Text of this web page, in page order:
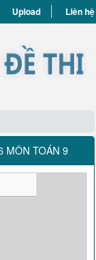
Upload Liên hệ
MÔN TOÁN 9